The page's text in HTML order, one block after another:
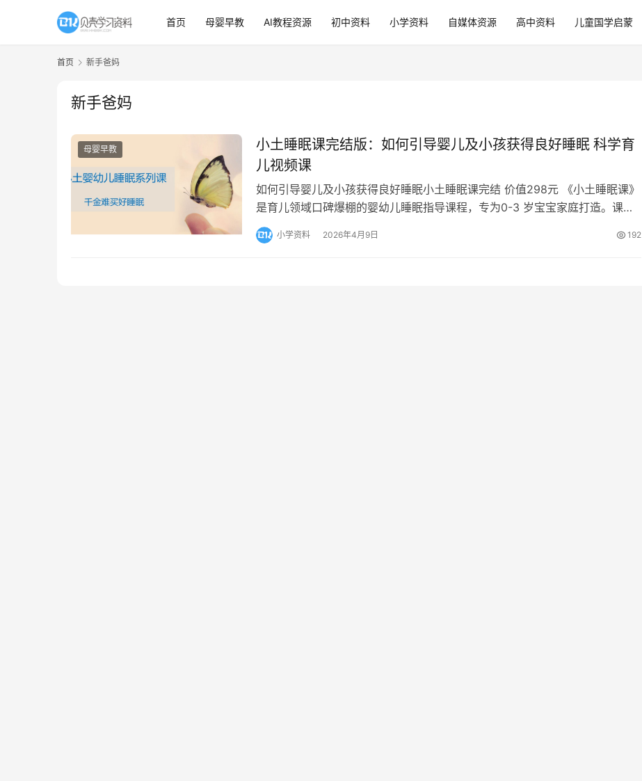
首页 母婴早教 AI教程资源 初中资料 小学资料 自媒体资源 高中资料 儿童国学启蒙
首页 新手爸妈
新手爸妈
母婴早教
小土睡眠课完结版：如何引导婴儿及小孩获得良好睡眠 科学育
儿视频课
如何引导婴儿及小孩获得良好睡眠小土睡眠课完结 价值298元 《小土睡眠课》
是育儿领域口碑爆棚的婴幼儿睡眠指导课程，专为0-3 岁宝宝家庭打造。课程
系统讲解婴幼儿睡眠科学原理，核心教…
小学资料 2026年4月9日 192